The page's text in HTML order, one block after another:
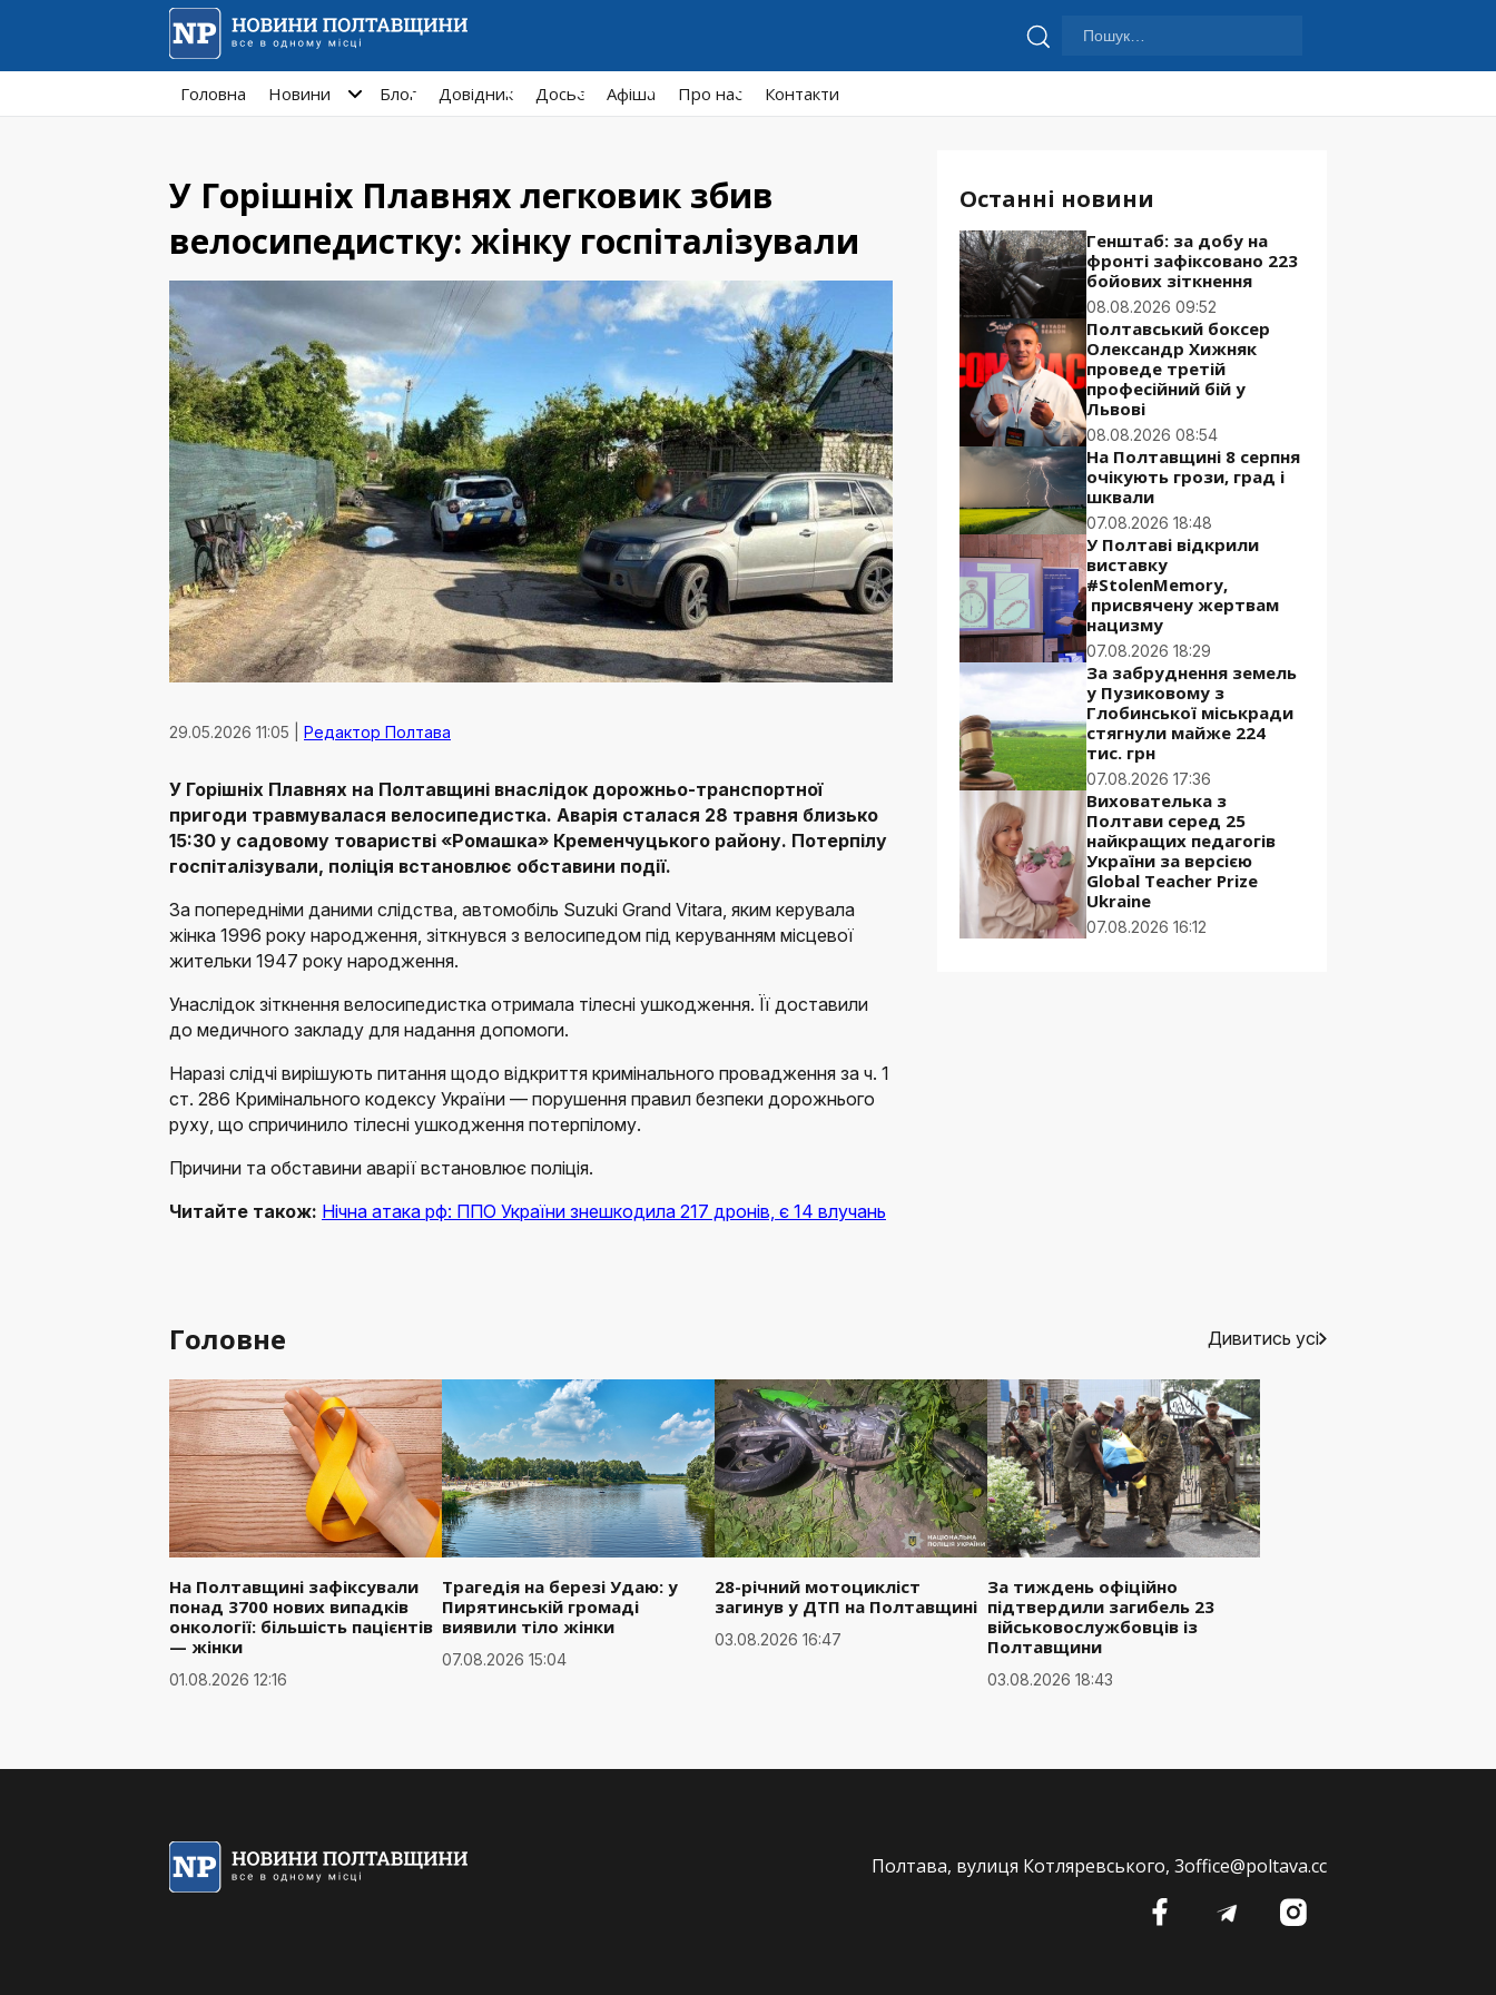
Пошук:
Головна Новини Блог Довідник Досьє Афiша Про нас Контакти
У Горішніх Плавнях легковик збив
велосипедистку: жінку госпіталізували
29.05.2026 11:05 | Редактор Полтава
У Горішніх Плавнях на Полтавщині внаслідок дорожньо-транспортної
пригоди травмувалася велосипедистка. Аварія сталася 28 травня близько
15:30 у садовому товаристві «Ромашка» Кременчуцького району. Потерпілу
госпіталізували, поліція встановлює обставини події.
За попередніми даними слідства, автомобіль Suzuki Grand Vitara, яким керувала
жінка 1996 року народження, зіткнувся з велосипедом під керуванням місцевої
жительки 1947 року народження.
Унаслідок зіткнення велосипедистка отримала тілесні ушкодження. Її доставили
до медичного закладу для надання допомоги.
Наразі слідчі вирішують питання щодо відкриття кримінального провадження за ч. 1
ст. 286 Кримінального кодексу України — порушення правил безпеки дорожнього
руху, що спричинило тілесні ушкодження потерпілому.
Причини та обставини аварії встановлює поліція.
Читайте також: Нічна атака рф: ППО України знешкодила 217 дронів, є 14 влучань
Останні новини
Генштаб: за добу на
фронті зафіксовано 223
бойових зіткнення
08.08.2026 09:52
Полтавський боксер
Олександр Хижняк
проведе третій
професійний бій у
Львові
08.08.2026 08:54
На Полтавщині 8 серпня
очікують грози, град і
шквали
07.08.2026 18:48
У Полтаві відкрили
виставку
#StolenMemory,
присвячену жертвам
нацизму
07.08.2026 18:29
За забруднення земель
у Пузиковому з
Глобинської міськради
стягнули майже 224
тис. грн
07.08.2026 17:36
Вихователька з
Полтави серед 25
найкращих педагогів
України за версією
Global Teacher Prize
Ukraine
07.08.2026 16:12
Головне Дивитись усі
На Полтавщині зафіксували
понад 3700 нових випадків
онкології: більшість пацієнтів
— жінки
01.08.2026 12:16
Трагедія на березі Удаю: у
Пирятинській громаді
виявили тіло жінки
07.08.2026 15:04
28-річний мотоцикліст
загинув у ДТП на Полтавщині
03.08.2026 16:47
За тиждень офіційно
підтвердили загибель 23
військовослужбовців із
Полтавщини
03.08.2026 18:43
Полтава, вулиця Котляревського, 3office@poltava.cc